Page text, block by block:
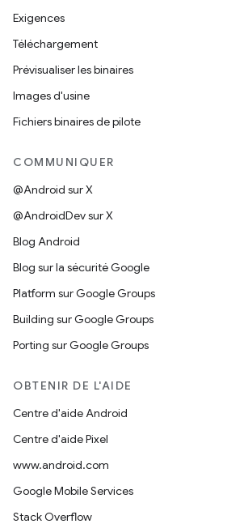
Exigences
Téléchargement
Prévisualiser les binaires
Images d'usine
Fichiers binaires de pilote
COMMUNIQUER
@Android sur X
@AndroidDev sur X
Blog Android
Blog sur la sécurité Google
Platform sur Google Groups
Building sur Google Groups
Porting sur Google Groups
OBTENIR DE L'AIDE
Centre d'aide Android
Centre d'aide Pixel
www.android.com
Google Mobile Services
Stack Overflow